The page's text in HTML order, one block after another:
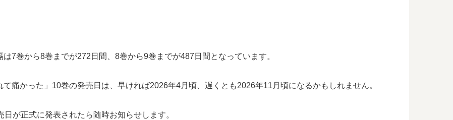
7巻から8巻までが272日間、8巻から9巻までが487日間となっています。
痛かった」10巻の発売日は、早ければ2026年4月頃、遅くとも2026年11月頃になるかもしれません。
が正式に発表されたら随時お知らせします。